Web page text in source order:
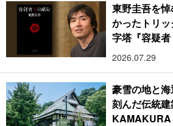
東野圭吾を
かったトリ
字塔『容疑
2026.07.29
豪雪の地と
刻んだ伝統
KAMAKURA